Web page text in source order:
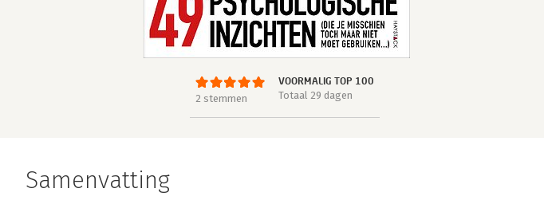
2 stemmen
VOORMALIG TOP 100
Totaal 29 dagen
Samenvatting